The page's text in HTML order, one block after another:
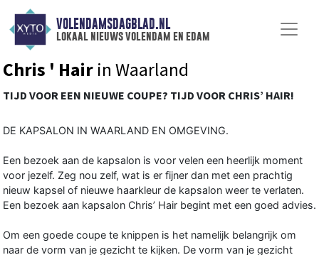
VOLENDAMSDAGBLAD.NL
lokaal nieuws volendam en edam
Chris ' Hair in Waarland
TIJD VOOR EEN NIEUWE COUPE? TIJD VOOR CHRIS’ HAIR!
DE KAPSALON IN WAARLAND EN OMGEVING.
Een bezoek aan de kapsalon is voor velen een heerlijk moment
voor jezelf. Zeg nou zelf, wat is er fijner dan met een prachtig
nieuw kapsel of nieuwe haarkleur de kapsalon weer te verlaten.
Een bezoek aan kapsalon Chris’ Hair begint met een goed advies.
Om een goede coupe te knippen is het namelijk belangrijk om
naar de vorm van je gezicht te kijken. De vorm van je gezicht